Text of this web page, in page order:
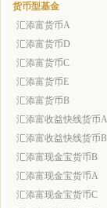
货币型基金
汇添富货币A
汇添富货币D
汇添富货币C
汇添富货币E
汇添富货币B
汇添富收益快线货币A
汇添富收益快线货币B
汇添富现金宝货币B
汇添富现金宝货币A
汇添富现金宝货币C